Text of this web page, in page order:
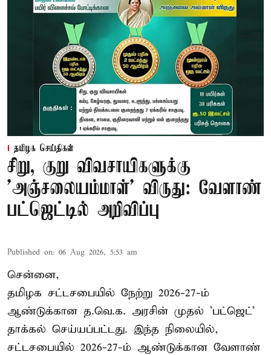
தமிழக செய்திகள்
சிறு, குறு விவசாயிகளுக்கு
'அஞ்சலையம்மாள்' விருது: வேளாண்
பட்ஜெட்டில் அறிவிப்பு
Published on: 06 Aug 2026, 5:53 am
சென்னை,
தமிழக சட்டசபையில் நேற்று 2026-27-ம்
ஆண்டுக்கான த.வெ.க. அரசின் முதல் 'பட்ஜெட்'
தாக்கல் செய்யப்பட்டது. இந்த நிலையில்,
சட்டசபையில் 2026-27-ம் ஆண்டுக்கான வேளாண்